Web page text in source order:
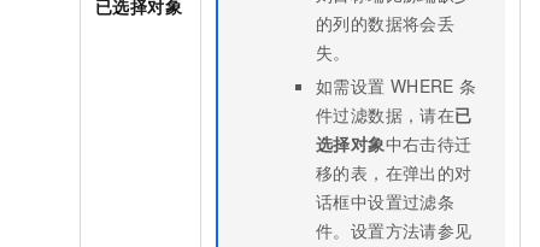
已选择对象
的列的数据将会丢
失。
如需设置 WHERE 条
件过滤数据，请在已
选择对象中右击待迁
移的表，在弹出的对
话框中设置过滤条
件。设置方法请参见